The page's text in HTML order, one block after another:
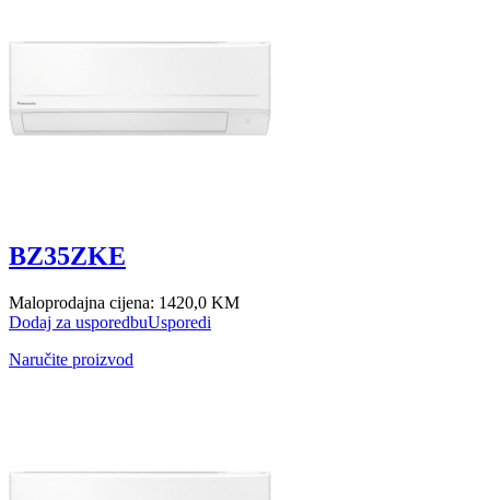
BZ35ZKE
Maloprodajna cijena: 1420,0 KM
Dodaj za usporedbuUsporedi
Naručite proizvod